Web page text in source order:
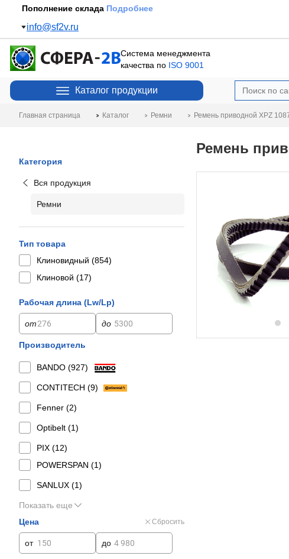
Пополнение склада Подробнее
info@sf2v.ru
Система менеджмента
качества по ISO 9001
Каталог продукции
Главная страница Каталог Ремни Ремень приводной XPZ
Категория
Вся продукция
Ремни
Тип товара
Клиновидный (854)
Клиновой (17)
Рабочая длина (Lw/Lp)
от до
Производитель
BANDO (927)
CONTITECH (9)
Fenner (2)
Optibelt (1)
PIX (12)
POWERSPAN (1)
SANLUX (1)
Показать еще
Цена
Сбросить
от до
Ремень